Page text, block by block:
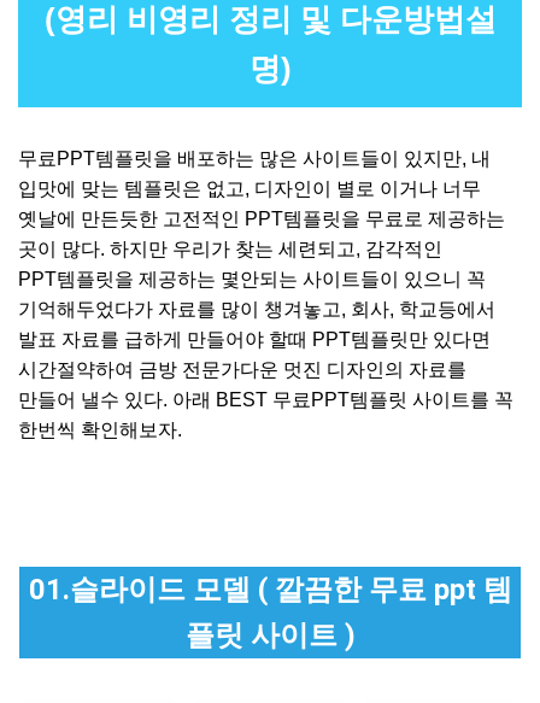
(영리 비영리 정리 및 다운방법설
명)
무료PPT템플릿을 배포하는 많은 사이트들이 있지만, 내
입맛에 맞는 템플릿은 없고, 디자인이 별로 이거나 너무
옛날에 만든듯한 고전적인 PPT템플릿을 무료로 제공하는
곳이 많다. 하지만 우리가 찾는 세련되고, 감각적인
PPT템플릿을 제공하는 몇안되는 사이트들이 있으니 꼭
기억해두었다가 자료를 많이 챙겨놓고, 회사, 학교등에서
발표 자료를 급하게 만들어야 할때 PPT템플릿만 있다면
시간절약하여 금방 전문가다운 멋진 디자인의 자료를
만들어 낼수 있다. 아래 BEST 무료PPT템플릿 사이트를 꼭
한번씩 확인해보자.
01.슬라이드 모델 ( 깔끔한 무료 ppt 템
플릿 사이트 )